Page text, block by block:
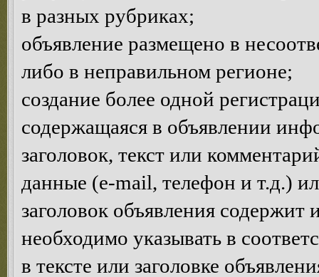
в разных рубриках;
объявление размещено в
либо в неправильном регионе;
создание более одной
содержащаяся в объявлении
заголовок, текст или
данные (e-mail, телефон и т.д.)
заголовок объявления
необходимо указывать в
в тексте или заголовке